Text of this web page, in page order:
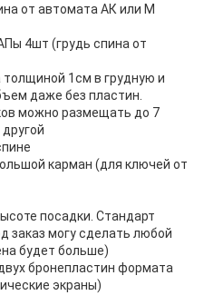
от автомата АК или М
4шт (грудь спина от
толщиной 1см в грудную и
даже без пластин.
можно размещать до 7
карман (для ключей от
посадки. Стандарт
заказ могу сделать любой
будет больше)
бронепластин формата
экраны)